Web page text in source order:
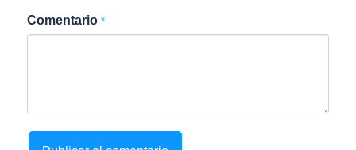
Comentario *